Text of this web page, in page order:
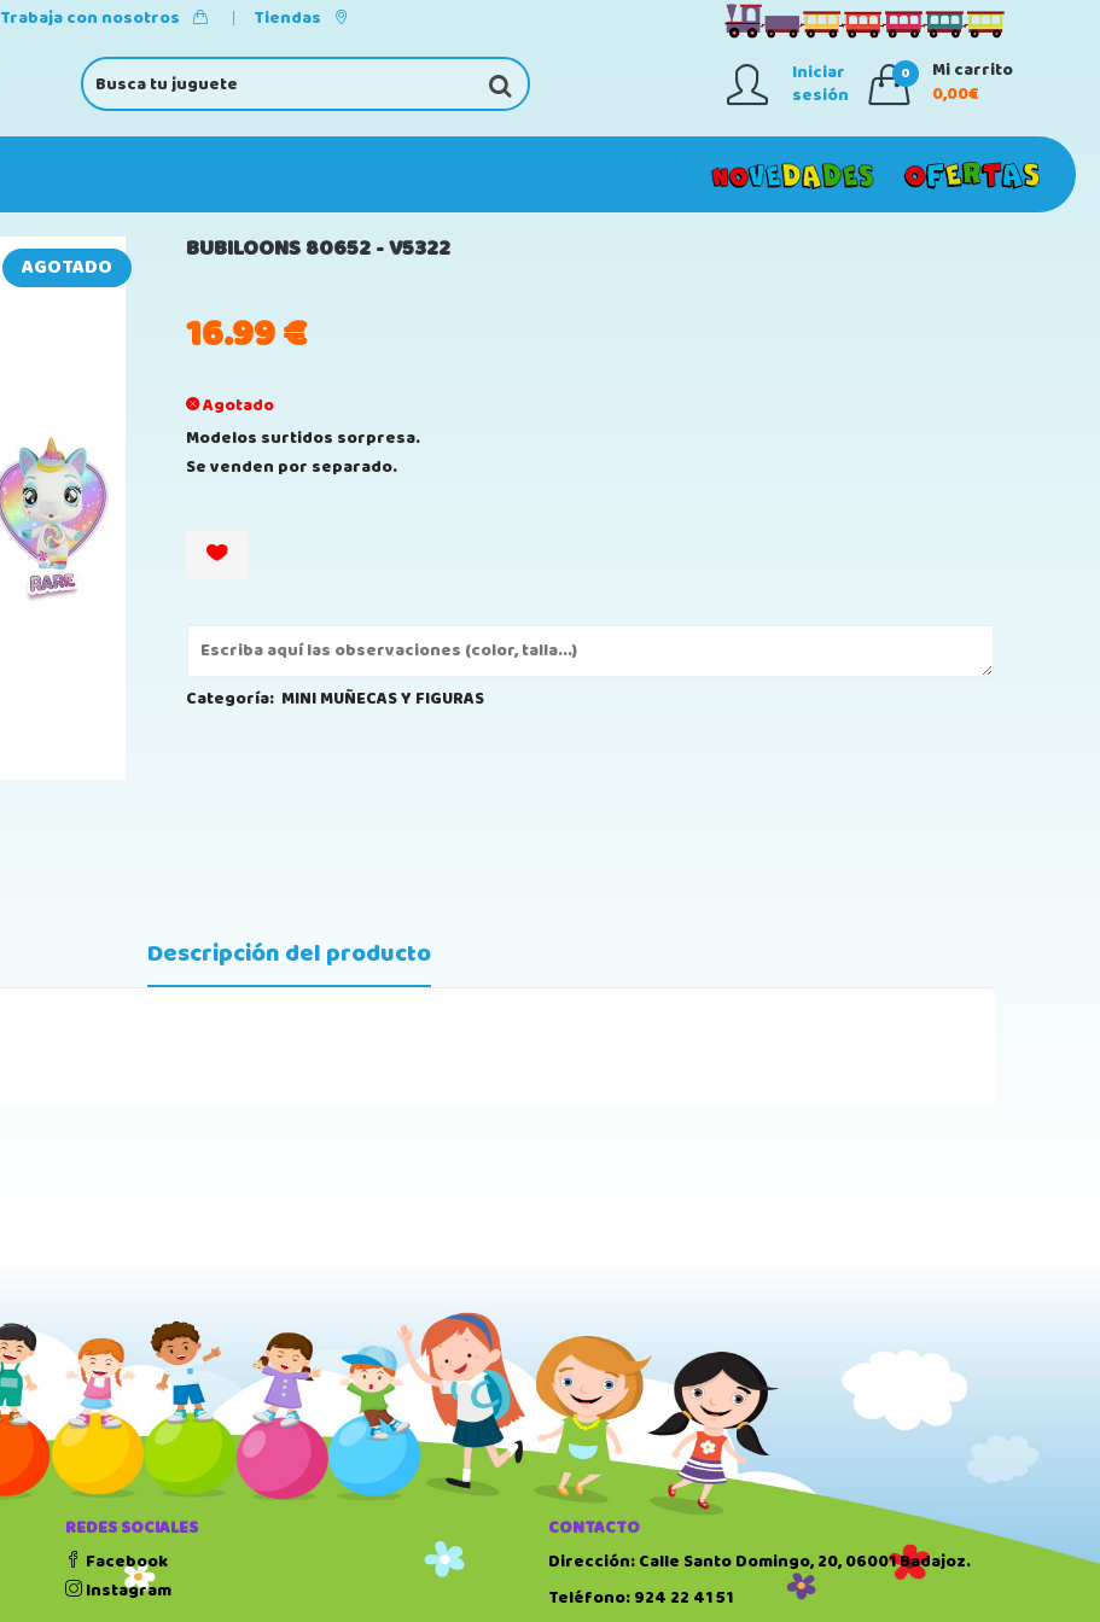
Trabaja con nosotros Tiendas
Iniciar
sesión
0
Mi carrito
0,00€
AGOTADO
BUBILOONS 80652 - V5322
16.99€
Agotado
Modelos surtidos sorpresa.
Se venden por separado.
Categoría: MINI MUÑECAS Y FIGURAS
Descripción del producto
REDES SOCIALES
Facebook
Instagram
CONTACTO
Dirección: Calle Santo Domingo, 20, 06001 Badajoz.
Teléfono: 924 22 41 51